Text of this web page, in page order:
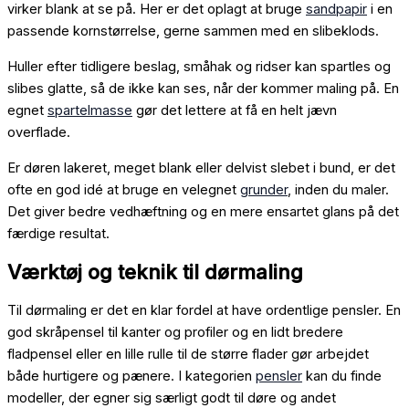
virker blank at se på. Her er det oplagt at bruge sandpapir i en
passende kornstørrelse, gerne sammen med en slibeklods.
Huller efter tidligere beslag, småhak og ridser kan spartles og
slibes glatte, så de ikke kan ses, når der kommer maling på. En
egnet spartelmasse gør det lettere at få en helt jævn
overflade.
Er døren lakeret, meget blank eller delvist slebet i bund, er det
ofte en god idé at bruge en velegnet grunder, inden du maler.
Det giver bedre vedhæftning og en mere ensartet glans på det
færdige resultat.
Værktøj og teknik til dørmaling
Til dørmaling er det en klar fordel at have ordentlige pensler. En
god skråpensel til kanter og profiler og en lidt bredere
fladpensel eller en lille rulle til de større flader gør arbejdet
både hurtigere og pænere. I kategorien pensler kan du finde
modeller, der egner sig særligt godt til døre og andet